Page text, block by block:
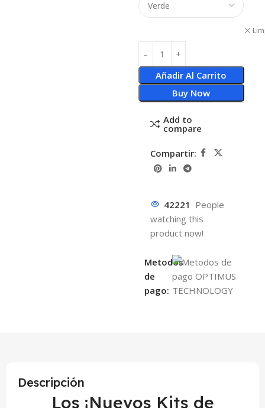
Añadir Al Carrito
Buy Now
Add to
compare
Compartir:
42221 People
watching this
product now!
Metodos
de
pago:
Descripción
Los ¡Nuevos Kits de